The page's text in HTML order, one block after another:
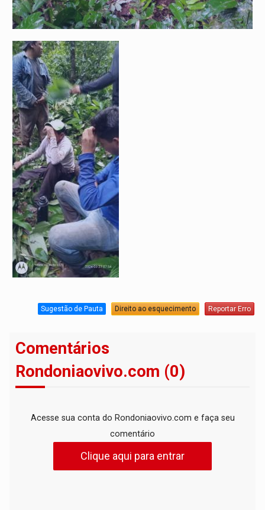
Sugestão de Pauta Direito ao esquecimento Reportar Erro
Comentários
Rondoniaovivo.com (0)
Acesse sua conta do Rondoniaovivo.com e faça seu
comentário
Clique aqui para entrar